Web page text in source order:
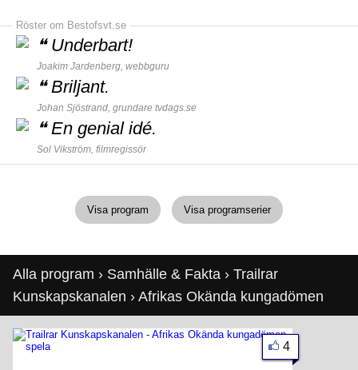
Röster om Bestofsvt.se
❝ Underbart!
Joakim Jardenberg, webbguru
❝Briljant.
Johan Sjöstrand, grundare tvdags.se
❝En genial idé.
Sol Vikström, filmregissör
Visa program Visa programserier
Alla program › Samhälle & Fakta › Trailrar
Kunskapskanalen › Afrikas Okända kungadömen
4